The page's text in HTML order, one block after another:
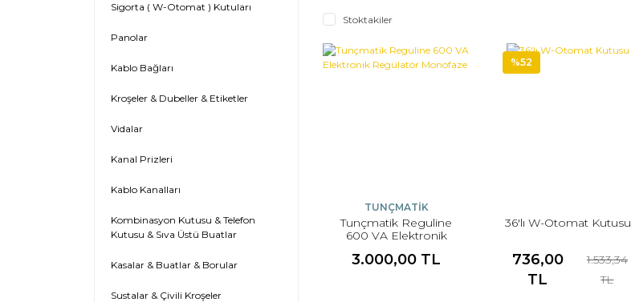
Sigorta ( W-Otomat ) Kutuları
Panolar
Kablo Bağları
Kroşeler & Dubeller & Etiketler
Vidalar
Kanal Prizleri
Kablo Kanalları
Kombinasyon Kutusu & Telefon
Kutusu & Sıva Üstü Buatlar
Kasalar & Buatlar & Borular
Sustalar & Çivili Kroşeler
Stoktakiler
TUNÇMATİK
Tunçmatik Reguline
600 VA Elektronik
3.000,00 TL
%52
36'lı W-Otomat Kutusu
736,00
TL
1.533,34
TL